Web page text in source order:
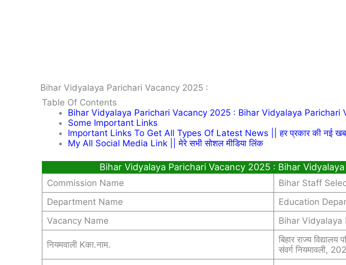
Bihar Vidyalaya Parichari Vacancy 2025 :
Table Of Contents
Bihar Vidyalaya Parichari Vacancy 2025 : Bihar Vidyalaya Parichari
Some Important Links
Important Links To Get All Types Of Latest News || हर प्रकार की नई खबर
My All Social Media Link || मेरे सभी सोशल मीडिया लिंक
Bihar Vidyalaya Parichari Vacancy 2025 : Bihar
Commission Name
Bihar Staff
Department Name
Education
Vacancy Name
Bihar Vidyalaya
नियमवाली Kका.नाम.
बिहार राज्य
संवर्ग नियमावली,